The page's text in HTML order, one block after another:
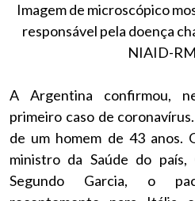
Imagem de microscópico
responsável pela doença
NIAID-
A Argentina confirmou,
primeiro caso de
de um homem de 43 anos.
ministro da Saúde do país,
Segundo Garcia, o